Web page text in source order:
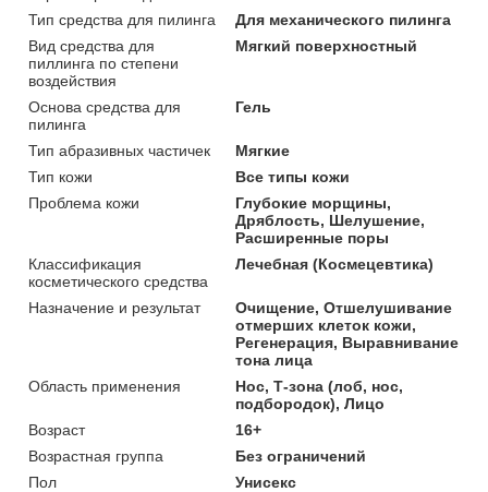
Тип средства для пилинга
Для механического пилинга
Вид средства для
пиллинга по степени
воздействия
Мягкий поверхностный
Основа средства для
пилинга
Гель
Тип абразивных частичек
Мягкие
Тип кожи
Все типы кожи
Проблема кожи
Глубокие морщины,
Дряблость, Шелушение,
Расширенные поры
Классификация
косметического средства
Лечебная (Космецевтика)
Назначение и результат
Очищение, Отшелушивание
отмерших клеток кожи,
Регенерация, Выравнивание
тона лица
Область применения
Нос, Т-зона (лоб, нос,
подбородок), Лицо
Возраст
16+
Возрастная группа
Без ограничений
Пол
Унисекс